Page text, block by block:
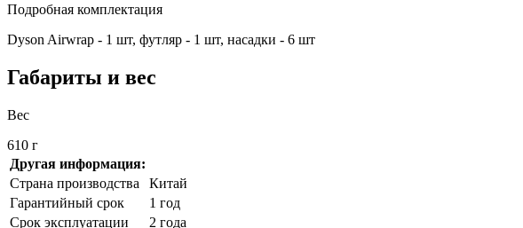
Подробная комплектация
Dyson Airwrap - 1 шт, футляр - 1 шт, насадки - 6 шт
Габариты и вес
Вес
610 г
Другая информация:
Страна производства
Китай
Гарантийный срок
1 год
Срок эксплуатации
2 года